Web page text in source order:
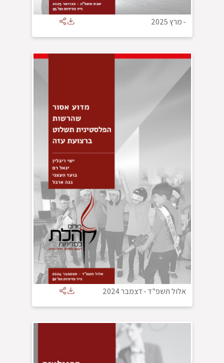
-מרץ 2025
אלול תשפ"ד-דצמבר 2024